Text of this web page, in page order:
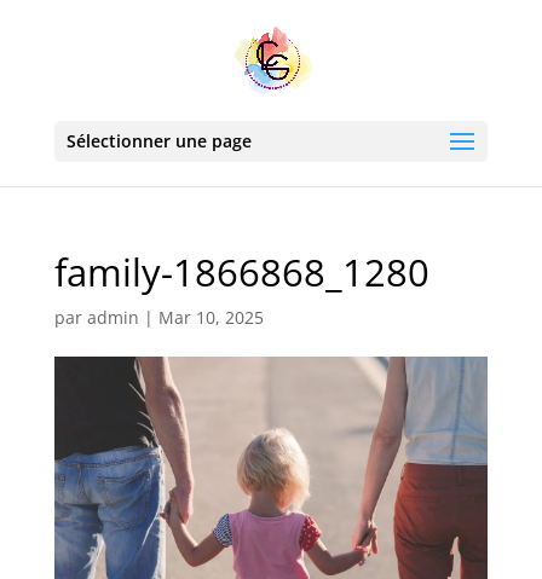
Sélectionner une page
family-1866868_1280
par admin | Mar 10, 2025